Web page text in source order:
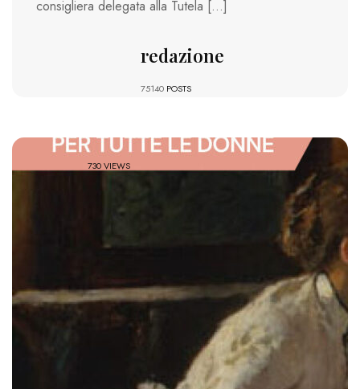
consigliera delegata alla Tutela […]
redazione
75140 POSTS
730 VIEWS